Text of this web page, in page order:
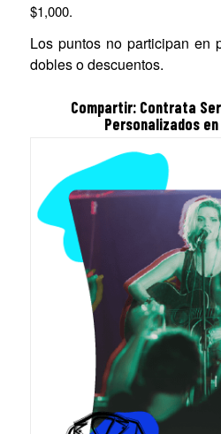
$1,000.
Los puntos no participan en
dobles o descuentos.
Compartir: Contrata
Personalizados en